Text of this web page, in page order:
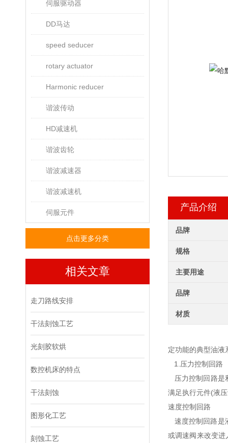
伺服驱动器
DD马达
speed seducer
rotary actuator
Harmonic reducer
谐波传动
HD减速机
谐波齿轮
谐波减速器
谐波减速机
伺服元件
点击更多分类
相关文章
走刀路线安排
干法刻蚀工艺
光刻胶软烘
数控机床的特点
干法刻蚀
图形化工艺
刻蚀工艺
产品介绍
品牌
规格
主要用途
品牌
材质
定功能的典型油液
1.压力控制回路
压力控制回路是
满足执行元件(液
速度控制回路
速度控制回路是
或调速阀来改变